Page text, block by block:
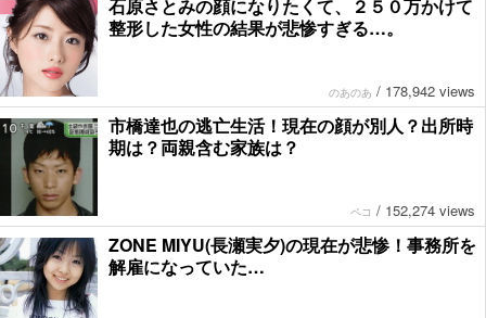
石原さとみの顔になりたくて、２５０万かけて
整形した女性の結果が悲惨すぎる…。
のあのあ / 178,942 views
市橋達也の逃亡生活！現在の顔が別人？出所時
期は？両親含む家族は？
ペコ / 152,274 views
ZONE MIYU(長瀬実夕)の現在が悲惨！事務所を
解雇になっていた…